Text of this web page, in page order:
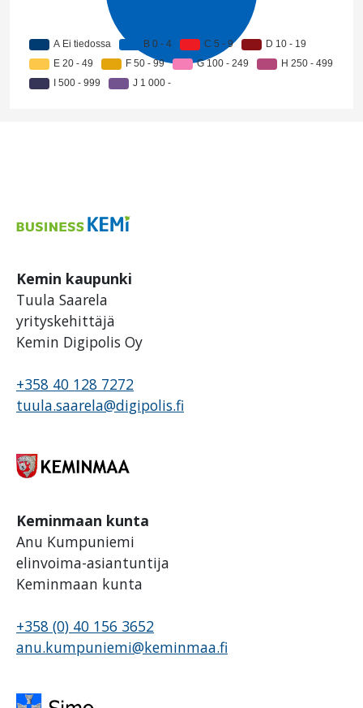
Kemin kaupunki
Tuula Saarela
yrityskehittäjä
Kemin Digipolis Oy
+358 40 128 7272
tuula.saarela@digipolis.fi
Keminmaan kunta
Anu Kumpuniemi
elinvoima-asiantuntija
Keminmaan kunta
+358 (0) 40 156 3652
anu.kumpuniemi@keminmaa.fi